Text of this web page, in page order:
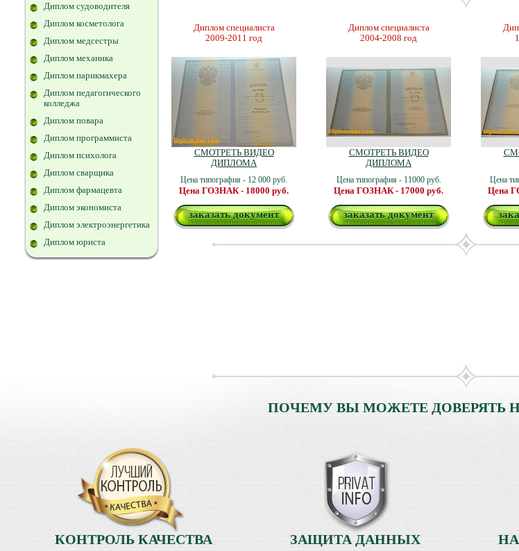
Диплом судоводителя
Диплом косметолога
Диплом медсестры
Диплом механика
Диплом парикмахера
Диплом педагогического
колледжа
Диплом повара
Диплом программиста
Диплом психолога
Диплом сварщика
Диплом фармацевта
Диплом экономиста
Диплом электроэнергетика
Диплом юриста
Диплом специалиста
2009-2011 год
СМОТРЕТЬ ВИДЕО
ДИПЛОМА
Цена типография - 12 000 руб.
Цена ГОЗНАК - 18000 руб.
заказать документ
Диплом специалиста
2004-2008 год
СМОТРЕТЬ ВИДЕО
ДИПЛОМА
Цена типография - 11000 руб.
Цена ГОЗНАК - 17000 руб.
заказать документ
Цена
Цена
ПОЧЕМУ ВЫ МОЖЕТЕ ДОВЕРЯТЬ
КОНТРОЛЬ КАЧЕСТВА ЗАЩИТА ДАННЫХ